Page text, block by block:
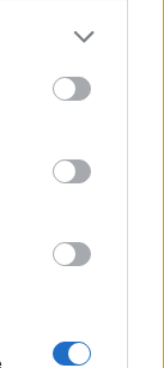
more Google
may click to
tags to
below Google